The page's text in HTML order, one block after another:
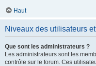
Haut
Niveaux des utilisateurs
Que sont les administrateurs ?
Les administrateurs sont les
contrôle sur le forum. Ces